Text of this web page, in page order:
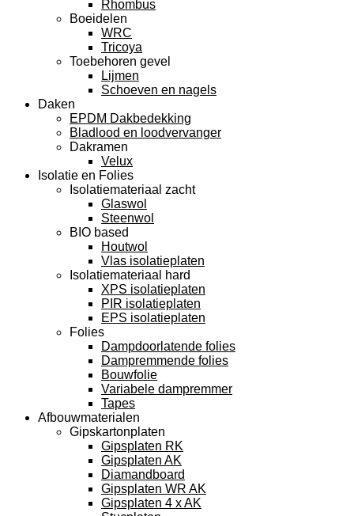
Rhombus
Boeidelen
WRC
Tricoya
Toebehoren gevel
Lijmen
Schoeven en nagels
Daken
EPDM Dakbedekking
Bladlood en loodvervanger
Dakramen
Velux
Isolatie en Folies
Isolatiemateriaal zacht
Glaswol
Steenwol
BIO based
Houtwol
Vlas isolatieplaten
Isolatiemateriaal hard
XPS isolatieplaten
PIR isolatieplaten
EPS isolatieplaten
Folies
Dampdoorlatende folies
Dampremmende folies
Bouwfolie
Variabele dampremmer
Tapes
Afbouwmaterialen
Gipskartonplaten
Gipsplaten RK
Gipsplaten AK
Diamandboard
Gipsplaten WR AK
Gipsplaten 4 x AK